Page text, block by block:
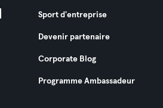
Sport d'entreprise
Devenir partenaire
Corporate Blog
Programme Ambassadeur